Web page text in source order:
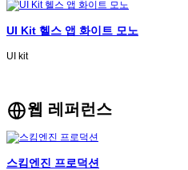
UI Kit 헬스 앱 화이트 모노
UI kit
웹 레퍼런스
스킴엔진 프로덕션